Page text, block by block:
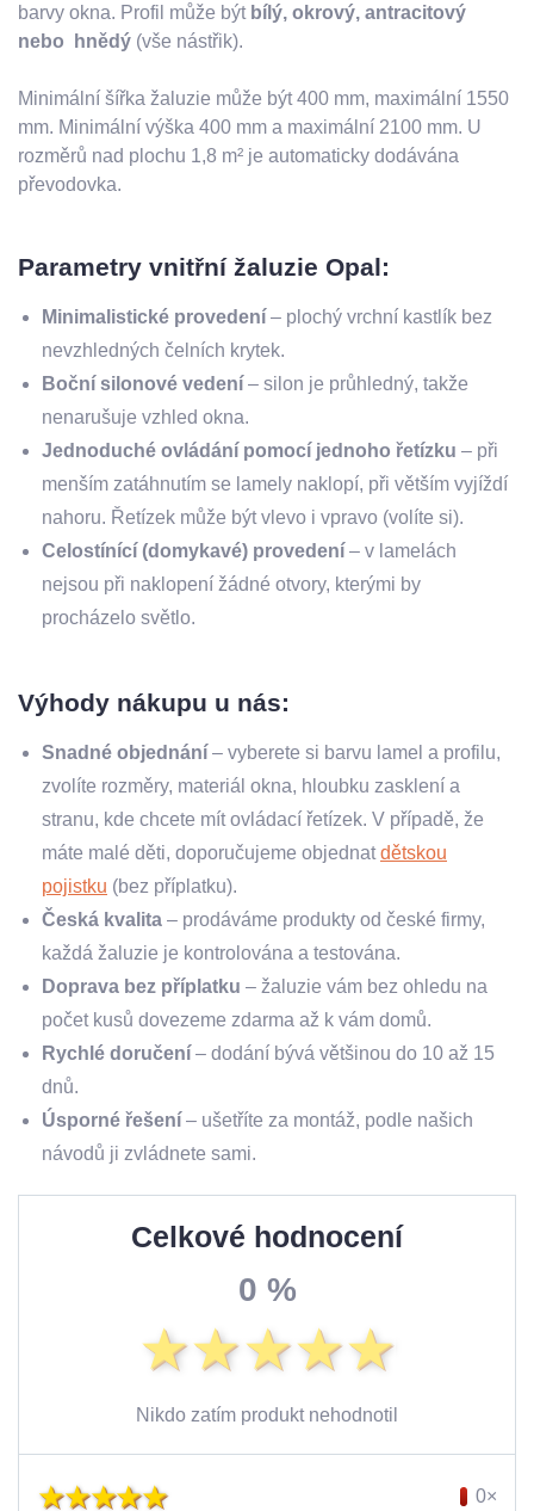
barvy okna. Profil může býtbílý, okrový, antracitový
nebo hnědý (vše nástřik).
Minimální šířka žaluzie může být 400 mm, maximální 1550
mm. Minimální výška 400 mm a maximální 2100 mm. U
rozměrů nad plochu 1,8 m² je automaticky dodávána
převodovka.
Parametry vnitřní žaluzie Opal:
Minimalistické provedení – plochý vrchní kastlík bez
nevzhledných čelních krytek.
Boční silonové vedení – silon je průhledný, takže
nenarušuje vzhled okna.
Jednoduché ovládání pomocí jednoho řetízku – při
menším zatáhnutím se lamely naklopí, při větším vyjíždí
nahoru. Řetízek může být vlevo i vpravo (volíte si).
Celostínící (domykavé) provedení – v lamelách
nejsou při naklopení žádné otvory, kterými by
procházelo světlo.
Výhody nákupu u nás:
Snadné objednání – vyberete si barvu lamel a profilu,
zvolíte rozměry, materiál okna, hloubku zasklení a
stranu, kde chcete mít ovládací řetízek. V případě, že
máte malé děti, doporučujeme objednatdětskou
pojistku (bez příplatku).
Česká kvalita – prodáváme produkty od české firmy,
každá žaluzie je kontrolována a testována.
Doprava bez příplatku – žaluzie vám bez ohledu na
počet kusů dovezeme zdarma až k vám domů.
Rychlé doručení – dodání bývá většinou do 10 až 15
dnů.
Úsporné řešení – ušetříte za montáž, podle našich
návodů ji zvládnete sami.
Celkové hodnocení
0 %
Nikdo zatím produkt nehodnotil
0×